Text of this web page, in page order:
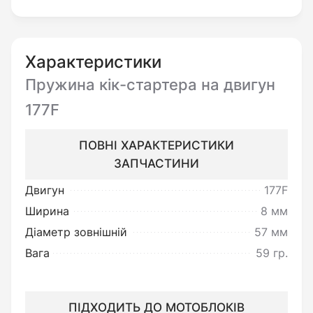
опису.
неналежної якості:
Під товаром неналежної якості
мається на увазі товар, який
несправний та не може
забезпечувати виконання своїх
функціональних властивостей.
Характеристики
Пружина кік-стартера на двигун
177F
ПОВНІ ХАРАКТЕРИСТИКИ
ЗАПЧАСТИНИ
Двигун
177F
Ширина
8 мм
Діаметр зовнішній
57 мм
Вага
59 гр.
ПІДХОДИТЬ ДО МОТОБЛОКІВ